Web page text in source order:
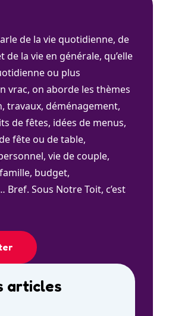
de la vie quotidienne, de
de la vie en générale, qu’elle
ou plus
vrac, on aborde les thèmes
travaux, déménagement,
de fêtes, idées de menus,
fête ou de table,
vie de couple,
budget,
Sous Notre Toit, c’est
articles